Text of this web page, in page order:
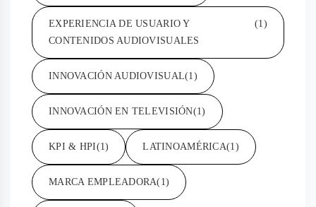
EXPERIENCIA DE USUARIO Y
CONTENIDOS AUDIOVISUALES
(1)
INNOVACIÓN AUDIOVISUAL(1)
INNOVACIÓN EN TELEVISIÓN(1)
KPI & HPI(1) LATINOAMÉRICA(1)
MARCA EMPLEADORA(1)